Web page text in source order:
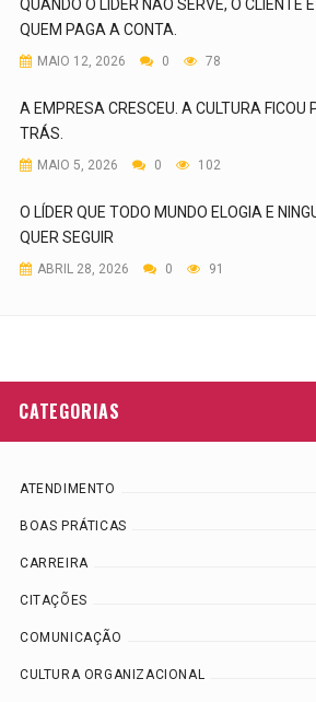
QUANDO O LÍDER NÃO SERVE, O CLIENTE É
QUEM PAGA A CONTA.
MAIO 12, 2026 0 78
A EMPRESA CRESCEU. A CULTURA FICOU
TRÁS.
MAIO 5, 2026 0 102
O LÍDER QUE TODO MUNDO ELOGIA E
QUER SEGUIR
ABRIL 28, 2026 0 91
CATEGORIAS
ATENDIMENTO
BOAS PRÁTICAS
CARREIRA
CITAÇÕES
COMUNICAÇÃO
CULTURA ORGANIZACIONAL